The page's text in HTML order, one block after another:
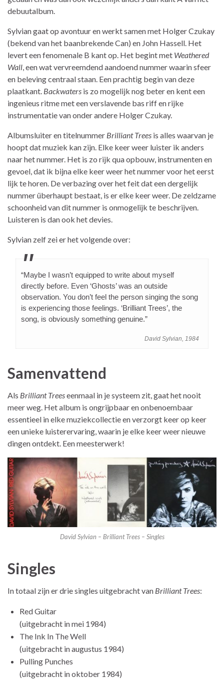
debuutalbum.
Sylvian gaat op avontuur en werkt samen met Holger Czukay
(bekend van het baanbrekende Can) en John Hassell. Het
levert een fenomenale B kant op. Het begint met Weathered
Wall , een wat vervreemdend aandoend nummer waarin sfeer
en beleving centraal staan. Een prachtig begin van deze
plaatkant. Backwaters is zo mogelijk nog beter en kent een
ingenieus ritme met een verslavende bas riff en rijke
instrumentatie van onder andere Holger Czukay.
Albumsluiter en titelnummer Brilliant Trees is alles waarvan je
hoopt dat muziek kan zijn. Elke keer weer luister ik anders
naar het nummer. Het is zo rijk qua opbouw, instrumenten en
gevoel, dat ik bijna elke keer weer het nummer voor het eerst
lijk te horen. De verbazing over het feit dat een dergelijk
nummer überhaupt bestaat, is er elke keer weer. De zeldzame
schoonheid van dit nummer is onmogelijk te beschrijven.
Luisteren is dan ook het devies.
Sylvian zelf zei er het volgende over:
“Maybe I wasn’t equipped to write about myself
directly before. Even ‘Ghosts’ was an outside
observation. You don’t feel the person singing the song
is experiencing those feelings. ‘Brilliant Trees’, the
song, is obviously something genuine.”
David Sylvian, 1984
Samenvattend
Als Brilliant Treeseenmaal in je systeem zit, gaat het nooit
meer weg. Het album is ongrijpbaar en onbenoembaar
essentieel in elke muziekcollectie en verzorgt keer op keer
een unieke luisterervaring, waarin je elke keer weer nieuwe
dingen ontdekt. Een meesterwerk!
David Sylvian – Brilliant Trees – Singles
Singles
In totaal zijn er drie singles uitgebracht van Brilliant Trees:
Red Guitar
(uitgebracht in mei 1984)
The Ink In The Well
(uitgebracht in augustus 1984)
Pulling Punches
(uitgebracht in oktober 1984)